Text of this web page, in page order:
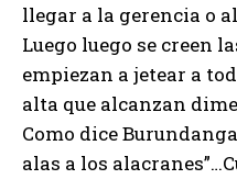
llegar a la gerencia o
Luego luego se creen
empiezan a jetear a
alta que alcanzan
Como dice
alas a los